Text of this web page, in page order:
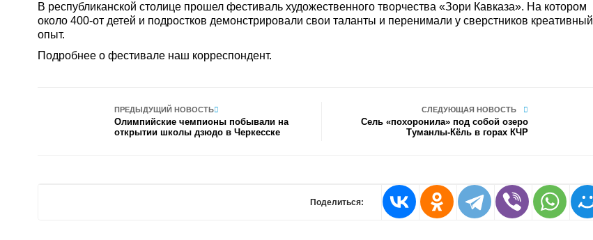
В республиканской столице прошел фестиваль художественного творчества «Зори Кавказа». На котором
около 400-от детей и подростков демонстрировали свои таланты и перенимали у сверстников креативный
опыт.
Подробнее о фестивале наш корреспондент.
ПРЕДЫДУЩИЙ НОВОСТЬ
Олимпийские чемпионы побывали на
открытии школы дзюдо в Черкесске
СЛЕДУЮЩАЯ НОВОСТЬ
Сель «похоронила» под собой озеро
Туманлы-Кёль в горах КЧР
Поделиться: